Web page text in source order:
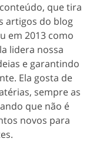
que tira
artigos do blog
em 2013 como
lidera nossa
e garantindo
Ela gosta de
sempre as
que não é
novos para